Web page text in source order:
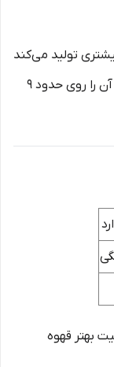
تولید می‌کند
آن را روی حدود ۹
بهتر قهوه